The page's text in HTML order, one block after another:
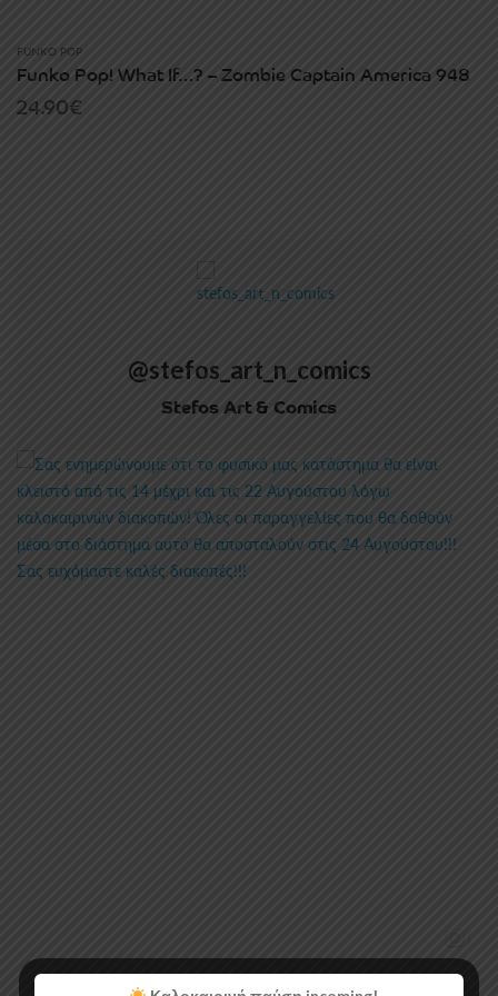
FUNKO POP
Funko Pop! What If…? – Zombie Captain America 948
24.90€
@stefos_art_n_comics
Stefos Art & Comics